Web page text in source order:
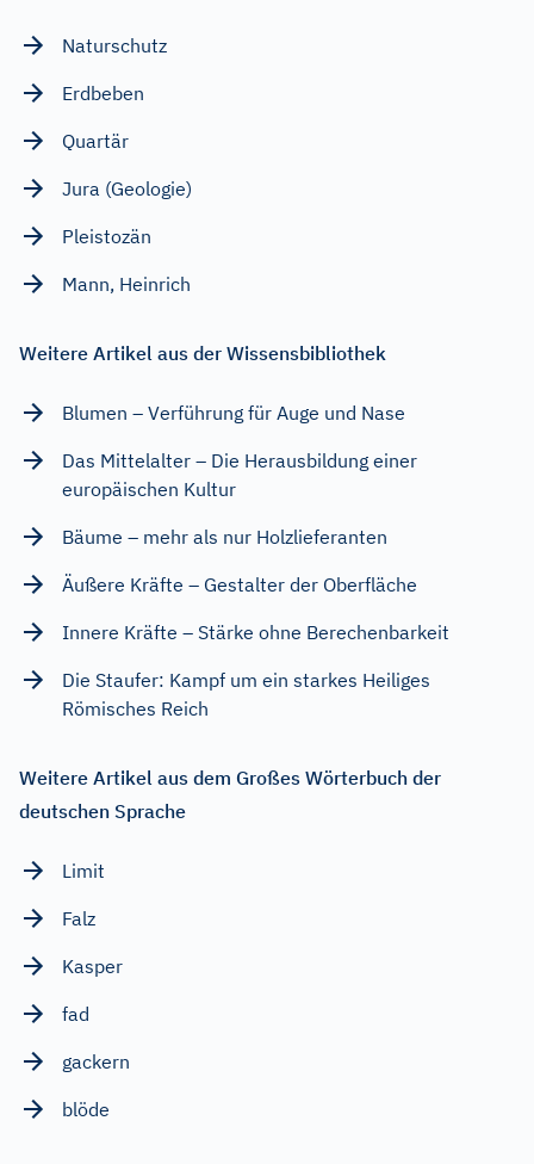
Naturschutz
Erdbeben
Quartär
Jura (Geologie)
Pleistozän
Mann, Heinrich
Weitere Artikel aus der Wissensbibliothek
Blumen – Verführung für Auge und Nase
Das Mittelalter – Die Herausbildung einer
europäischen Kultur
Bäume – mehr als nur Holzlieferanten
Äußere Kräfte – Gestalter der Oberfläche
Innere Kräfte – Stärke ohne Berechenbarkeit
Die Staufer: Kampf um ein starkes Heiliges
Römisches Reich
Weitere Artikel aus dem Großes Wörterbuch der
deutschen Sprache
Limit
Falz
Kasper
fad
gackern
blöde